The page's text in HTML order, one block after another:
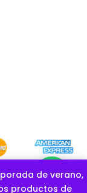
de verano,
productos de
|CREADO POR